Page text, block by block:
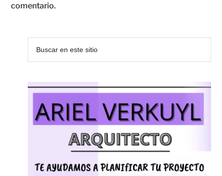
comentario.